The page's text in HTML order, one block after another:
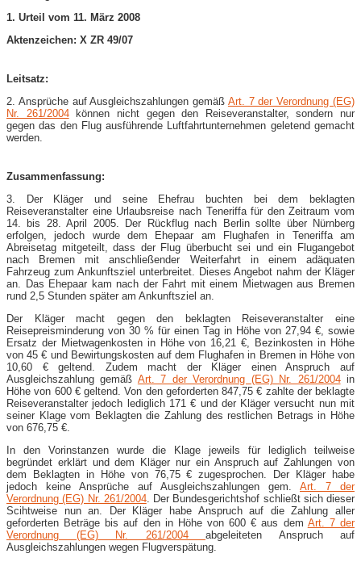
1. Urteil vom 11. März 2008
Aktenzeichen: X ZR 49/07
Leitsatz:
2. Ansprüche auf Ausgleichszahlungen gemäß Art. 7 der Verordnung (EG)
Nr. 261/2004können nicht gegen den Reiseveranstalter, sondern nur
gegen das den Flug ausführende Luftfahrtunternehmen geletend gemacht
werden.
Zusammenfassung:
3. Der Kläger und seine Ehefrau buchten bei dem beklagten
Reiseveranstalter eine Urlaubsreise nach Teneriffa für den Zeitraum vom
14. bis 28. April 2005. Der Rückflug nach Berlin sollte über Nürnberg
erfolgen, jedoch wurde dem Ehepaar am Flughafen in Teneriffa am
Abreisetag mitgeteilt, dass der Flug überbucht sei und ein Flugangebot
nach Bremen mit anschließender Weiterfahrt in einem adäquaten
Fahrzeug zum Ankunftsziel unterbreitet. Dieses Angebot nahm der Kläger
an. Das Ehepaar kam nach der Fahrt mit einem Mietwagen aus Bremen
rund 2,5 Stunden später am Ankunftsziel an.
Der Kläger macht gegen den beklagten Reiseveranstalter eine
Reisepreisminderung von 30 % für einen Tag in Höhe von 27,94 €, sowie
Ersatz der Mietwagenkosten in Höhe von 16,21 €, Bezinkosten in Höhe
von 45 € und Bewirtungskosten auf dem Flughafen in Bremen in Höhe von
10,60 € geltend. Zudem macht der Kläger einen Anspruch auf
Ausgleichszahlung gemäß Art. 7 der Verordnung (EG) Nr. 261/2004in
Höhe von 600 € geltend. Von den geforderten 847,75 € zahlte der beklagte
Reiseveranstalter jedoch lediglich 171 € und der Kläger versucht nun mit
seiner Klage vom Beklagten die Zahlung des restlichen Betrags in Höhe
von 676,75 €.
In den Vorinstanzen wurde die Klage jeweils für lediglich teilweise
begründet erklärt und dem Kläger nur ein Anspruch auf Zahlungen von
dem Beklagten in Höhe von 76,75 € zugesprochen. Der Kläger habe
jedoch keine Ansprüche auf Ausgleichszahlungen gem. Art. 7 der
Verordnung (EG) Nr. 261/2004. Der Bundesgerichtshof schließt sich dieser
Scihtweise nun an. Der Kläger habe Anspruch auf die Zahlung aller
geforderten Beträge bis auf den in Höhe von 600 € aus dem Art. 7 der
Verordnung (EG) Nr. 261/2004 abgeleiteten Anspruch auf
Ausgleichszahlungen wegen Flugverspätung.